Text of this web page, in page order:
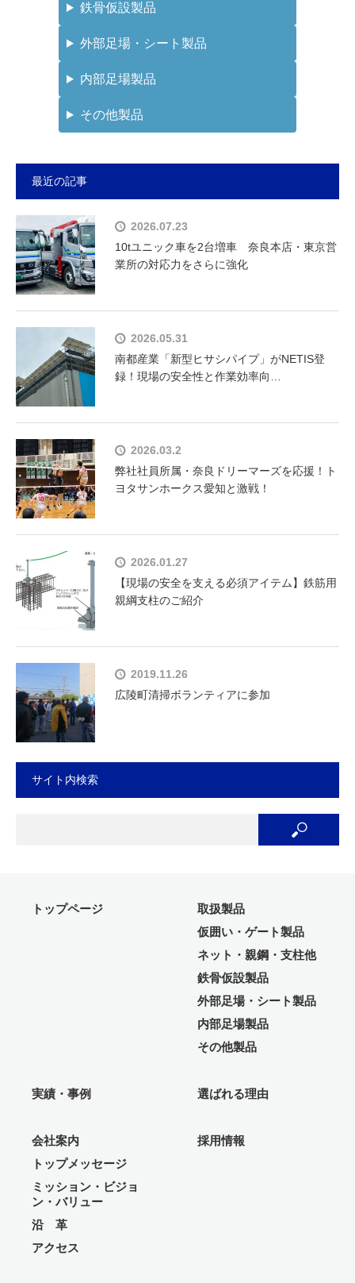
鉄骨仮設製品
外部足場・シート製品
内部足場製品
その他製品
最近の記事
2026.07.23
10tユニック車を2台増車 奈良本店・東京営
業所の対応力をさらに強化
2026.05.31
南都産業「新型ヒサシパイプ」がNETIS登
録！現場の安全性と作業効率向…
2026.03.2
弊社社員所属・奈良ドリーマーズを応援！ト
ヨタサンホークス愛知と激戦！
2026.01.27
【現場の安全を支える必須アイテム】鉄筋用
親綱支柱のご紹介
2019.11.26
広陵町清掃ボランティアに参加
サイト内検索
トップページ
取扱製品
仮囲い・ゲート製品
ネット・親鋼・支柱他
鉄骨仮設製品
外部足場・シート製品
内部足場製品
その他製品
実績・事例 選ばれる理由
会社案内
トップメッセージ
ミッション・ビジョ
ン・バリュー
沿 革
アクセス
採用情報